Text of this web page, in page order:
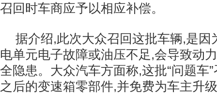
召回时车商应予以相应补偿。
据介绍,此次大众召回这批车辆,是因
电单元电子故障或油压不足,会导致动
全隐患。大众汽车方面称,这批“问题车
之后的变速箱零部件,并免费为车主升